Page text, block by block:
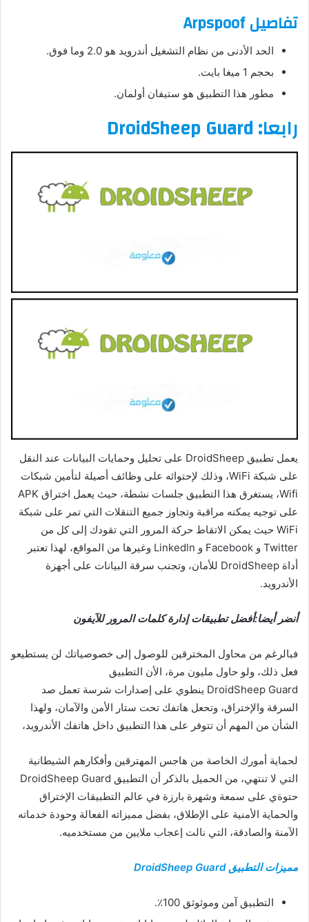
تفاصيل Arpspoof
الحد الأدنى من نظام التشغيل أندرويد هو 2.0 وما فوق.
بحجم 1 ميغا بايت.
مطور هذا التطبيق هو ستيفان أولمان.
رابعا: DroidSheep Guard
يعمل تطبيق DroidSheep على تحليل وحمايات البيانات عند النقل
على شبكة WiFi، وذلك لإحتوائه على وظائف أصيلة لتأمين شبكات
Wifi، يستغرق هذا التطبيق جلسات نشطة، حيث يعمل اختراق APK
على توجيه يمكنه مراقبة وتجاوز جميع التنقلات التي تمر على شبكة
WiFi حيث يمكن الاتقاط حركة المرور التي تقودك إلى كل من
Twitter و Facebook و Linkedln وغيرها من المواقع، لهذا تعتبر
أداة DroidSheep للأمان، وتجنب سرقة البيانات على أجهزة
الأندرويد.
أنضر أيضا:أفضل تطبيقات إدارة كلمات المرور للآيفون
فبالرغم من محاول المخترقين للوصول إلى خصوصياتك لن يستطيعو
فعل ذلك، ولو حاول مليون مرة، الأن التطبيق
DroidSheep Guard ينطوي على إصدارات شرسة تعمل صد
السرقة والإختراق، وتحعل هاتفك تحت ستار الأمن والآمان، ولهذا
الشأن من المهم أن تتوفر على هذا التطبيق داخل هاتفك الأندرويد،
لحماية أمورك الخاصة من هاجس المهترقين وأفكارهم الشيطانية
التي لا تنتهي، من الحميل بالذكر أن التطبيق DroidSheep Guard
حتوةي على سمعة وشهرة بارزة في عالم التطبيقات الإختراق
والحماية الأمنية على الإطلاق، بفضل مميزاته الفعالة وحودة خدماته
الآمنة والصادقة، التي نالت إعجاب ملايين من مستخدميه.
مميزات التطبيق DroidSheep Guard
التطبيق آمن وموثوثق 100٪.